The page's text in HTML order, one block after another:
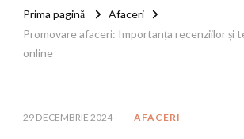
Prima pagină
Afaceri
Promovare afaceri: Importanța recenziilor și
online
29 DECEMBRIE 2024 AFACERI